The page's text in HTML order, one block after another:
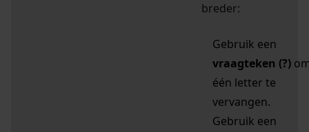
breder:
Gebruik een
vraagteken (?)
één letter te
vervangen.
Gebruik een